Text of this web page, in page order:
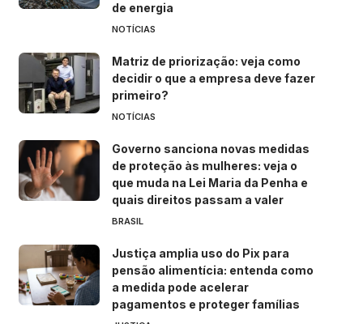
de energia
NOTÍCIAS
Matriz de priorização: veja como
decidir o que a empresa deve fazer
primeiro?
NOTÍCIAS
Governo sanciona novas medidas
de proteção às mulheres: veja o
que muda na Lei Maria da Penha e
quais direitos passam a valer
BRASIL
Justiça amplia uso do Pix para
pensão alimentícia: entenda como
a medida pode acelerar
pagamentos e proteger famílias